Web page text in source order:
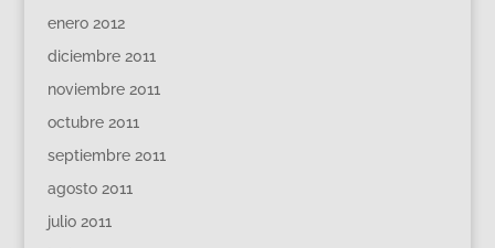
enero 2012
diciembre 2011
noviembre 2011
octubre 2011
septiembre 2011
agosto 2011
julio 2011